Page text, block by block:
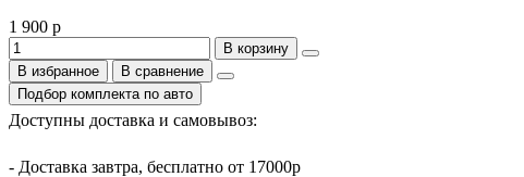
1 900 р
В корзину
В избранное
В сравнение
Подбор комплекта по авто
Доступны доставка и самовывоз:
- Доставка завтра, бесплатно от 17000р